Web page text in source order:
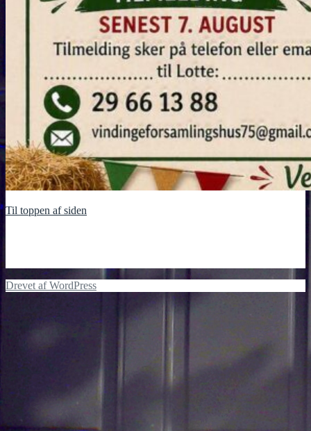
Til toppen af siden
Drevet af WordPress